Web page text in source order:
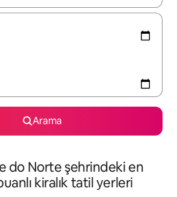
Arama
do Norte şehrindeki en
kiralık tatil yerleri